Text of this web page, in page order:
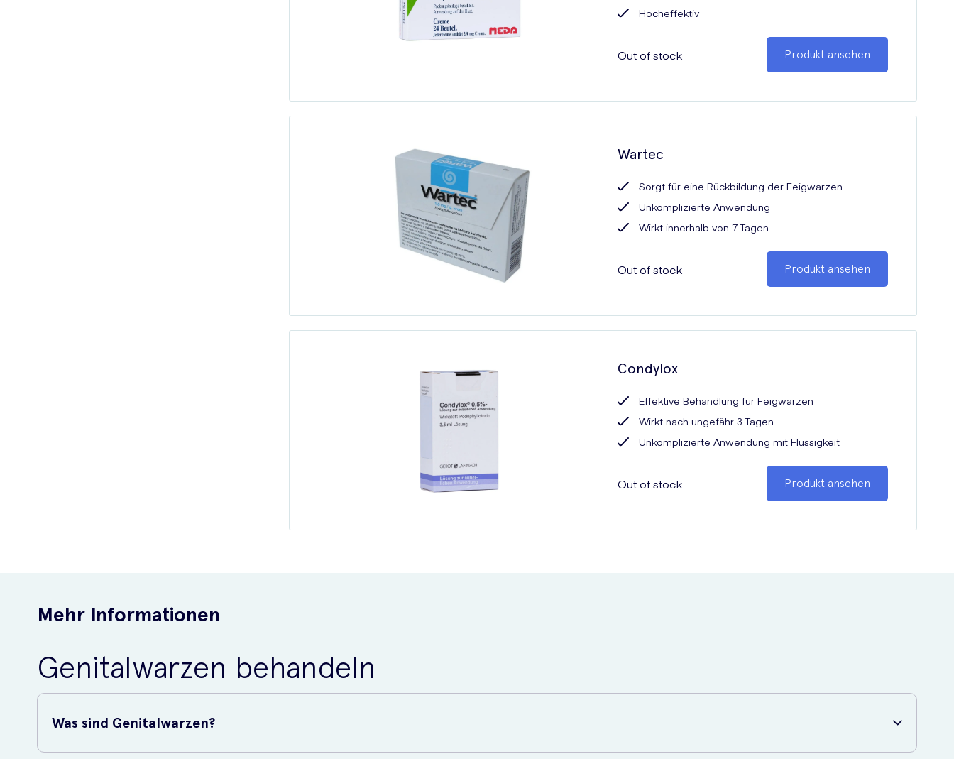
Hocheffektiv
Out of stock Produkt ansehen
Wartec
Sorgt für eine Rückbildung der Feigwarzen
Unkomplizierte Anwendung
Wirkt innerhalb von 7 Tagen
Out of stock Produkt ansehen
Condylox
Effektive Behandlung für Feigwarzen
Wirkt nach ungefähr 3 Tagen
Unkomplizierte Anwendung mit Flüssigkeit
Out of stock Produkt ansehen
Mehr Informationen
Genitalwarzen behandeln
Was sind Genitalwarzen?